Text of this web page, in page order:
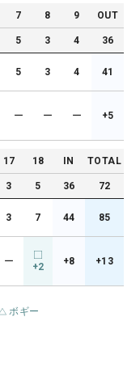
7 8 9 OUT
5 3 4 36
5 3 4 41
ー ー ー +5
17 18 IN TOTAL
3 5 36 72
3 7 44 85
ー +2 +8 +13
ボギー